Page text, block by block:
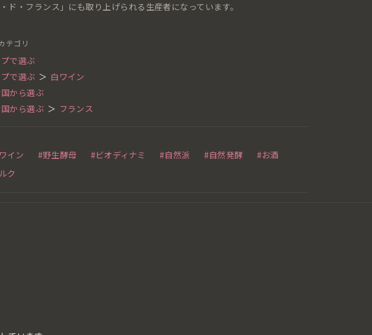
ド・フランス」にも取り上げられる生産者になっています。
テゴリ
で選ぶ
で選ぶ ＞ 白ワイン
から選ぶ
から選ぶ ＞ フランス
イン #野生酵母 #ビオディナミ #自然派 #自然発酵
#お酒
ク